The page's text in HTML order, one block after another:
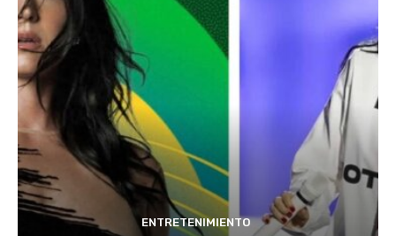
ENTRETENIMIENTO